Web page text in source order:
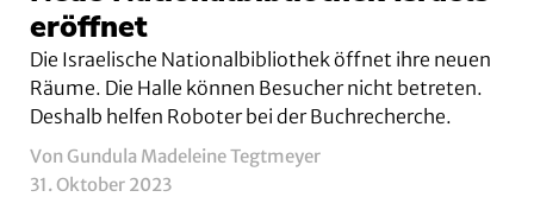
eröffnet
Die Israelische Nationalbibliothek öffnet ihre neuen
Räume. Die Halle können Besucher nicht betreten.
Deshalb helfen Roboter bei der Buchrecherche.
Von Gundula Madeleine Tegtmeyer
31. Oktober 2023